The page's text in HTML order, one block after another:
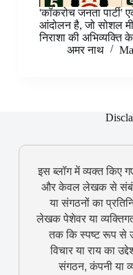
'कॉकरोच जनता पार्टी'
आंदोलन है, जो सोशल
निराशा की अभिव्यक्ति
अमर नाथ
इस ब्लॉग में व्यक्त किए
और केवल लेखक से
या संगठनों का
लेखक पेशेवर या
तक कि स्पष्ट रूप से
विचार या राय का
संगठन, कंपनी या